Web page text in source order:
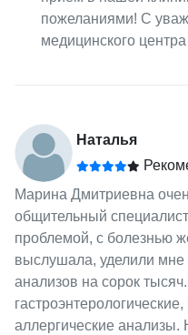
пожеланиями! С
медицинского
Наталья
Марина Дмитриевна
общительный
проблемой, с болезнью
выслушала, уделили мне
анализов на сорок
аллергические